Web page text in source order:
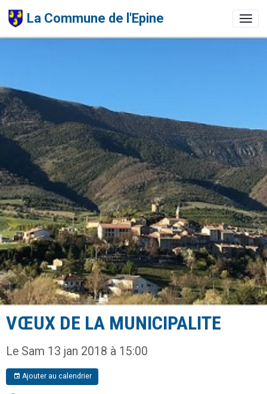
La Commune de l'Epine
VŒUX DE LA MUNICIPALITE
Le Sam 13 jan 2018 à 15:00
Ajouter au calendrier